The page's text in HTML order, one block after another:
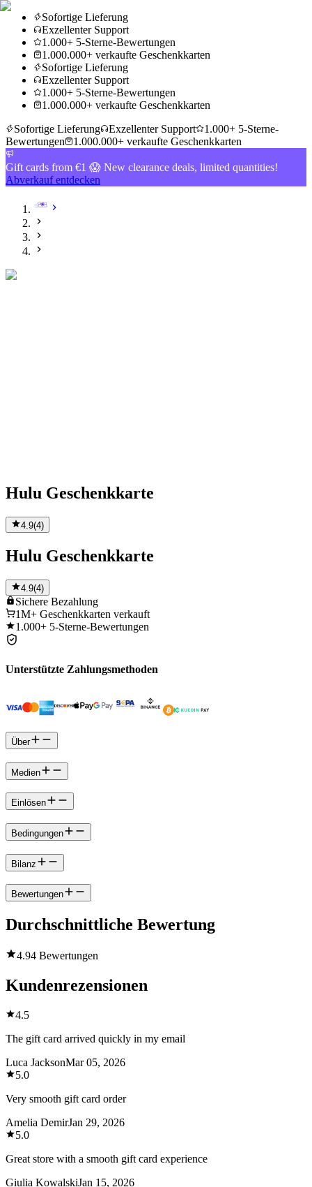
Sofortige Lieferung
Exzellenter Support
1.000+ 5-Sterne-Bewertungen
1.000.000+ verkaufte Geschenkkarten
Sofortige Lieferung
Exzellenter Support
1.000+ 5-Sterne-Bewertungen
1.000.000+ verkaufte Geschenkkarten
Sofortige Lieferung
Exzellenter Support
1.000+ 5-Sterne-
Bewertungen
1.000.000+ verkaufte Geschenkkarten
Gift cards from €1 😱 New clearance deals, limited quantities!
Abverkauf entdecken
Hulu Geschenkkarte
4.9(4)
Hulu Geschenkkarte
4.9(4)
Sichere Bezahlung
1M+ Geschenkkarten verkauft
1.000+ 5-Sterne-Bewertungen
Unterstützte Zahlungsmethoden
Über
Medien
Einlösen
Bedingungen
Bilanz
Bewertungen
Durchschnittliche Bewertung
4.94 Bewertungen
Kundenrezensionen
4.5
The gift card arrived quickly in my email
Luca JacksonMar 05, 2026
5.0
Very smooth gift card order
Amelia DemirJan 29, 2026
5.0
Great store with a smooth gift card experience
Giulia KowalskiJan 15, 2026